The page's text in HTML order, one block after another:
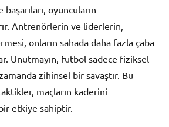
oyuncuların
Antrenörlerin ve liderlerin,
onların sahada daha fazla çaba
Unutmayın, futbol sadece fiziksel
zihinsel bir savaştır. Bu
maçların kaderini
etkiye sahiptir.